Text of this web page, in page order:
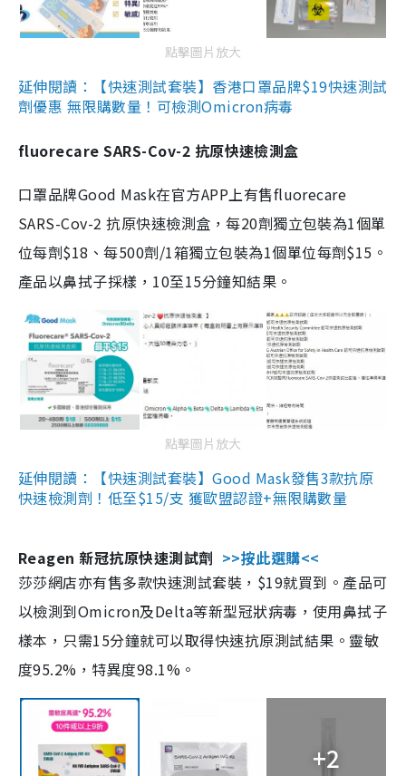
點擊圖片放大
延伸閱讀：【快速測試套裝】香港口罩品牌$19快速測試
劑優惠 無限購數量！可檢測Omicron病毒
fluorecare SARS-Cov-2 抗原快速檢測盒
口罩品牌Good Mask在官方APP上有售fluorecare
SARS-Cov-2 抗原快速檢測盒，每20劑獨立包裝為1個單
位每劑$18、每500劑/1箱獨立包裝為1個單位每劑$15。
產品以鼻拭子採樣，10至15分鐘知結果。
點擊圖片放大
延伸閱讀：【快速測試套裝】Good Mask發售3款抗原
快速檢測劑！低至$15/支 獲歐盟認證+無限購數量
Reagen 新冠抗原快速測試劑 >>按此選購<<
莎莎網店亦有售多款快速測試套裝，$19就買到。產品可
以檢測到Omicron及Delta等新型冠狀病毒，使用鼻拭子
樣本，只需15分鐘就可以取得快速抗原測試結果。靈敏
度95.2%，特異度98.1%。
+2